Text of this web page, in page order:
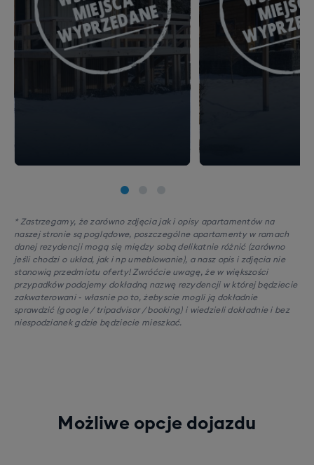
skipassuTop Skii urozmaicić swój narciarski tydzień.
Listę ośrodków do których ruszymy w trakcie wyjazdu
ustalimy już na miejscu, względem warunków
pogodowych.
bez dodatkowej opłaty za transport
autokarem i wydanie karnetu. Zastrzegamy
powodu nieuzbierania co najmniej 15-osobowej grupy.
* Zastrzegamy, że zarówno zdjęcia jak i opisy apartamentów na
naszej stronie są poglądowe, poszczególne apartamenty w ramach
danej rezydencji mogą się między sobą delikatnie różnić (zarówno
jeśli chodzi o układ, jak i np umeblowanie), a nasz opis i zdjęcia nie
stanowią przedmiotu oferty! Zwróćcie uwagę, że w większości
przypadków podajemy dokładną nazwę rezydencji w której będziecie
zakwaterowani - własnie po to, żebyscie mogli ją dokładnie
sprawdzić (google / tripadvisor / booking) i wiedzieli dokładnie i bez
niespodzianek gdzie będziecie mieszkać.
Możliwe opcje dojazdu